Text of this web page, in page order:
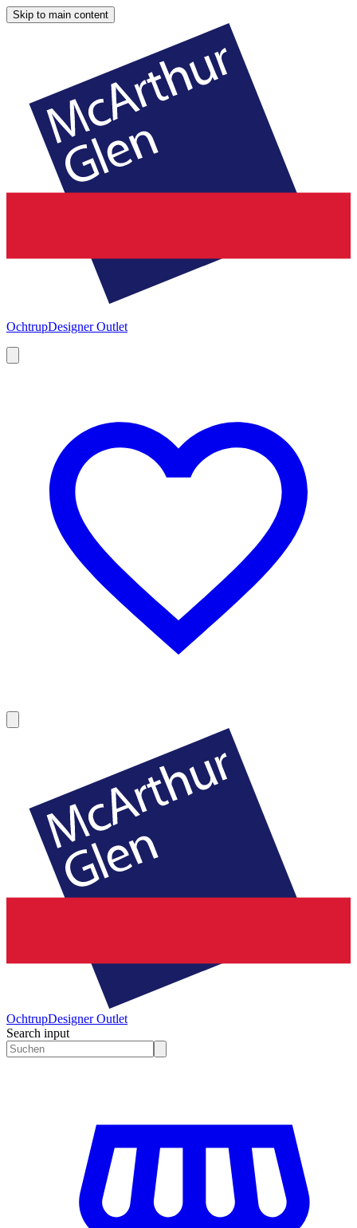
Skip to main content
OchtrupDesigner Outlet
OchtrupDesigner Outlet
Search input